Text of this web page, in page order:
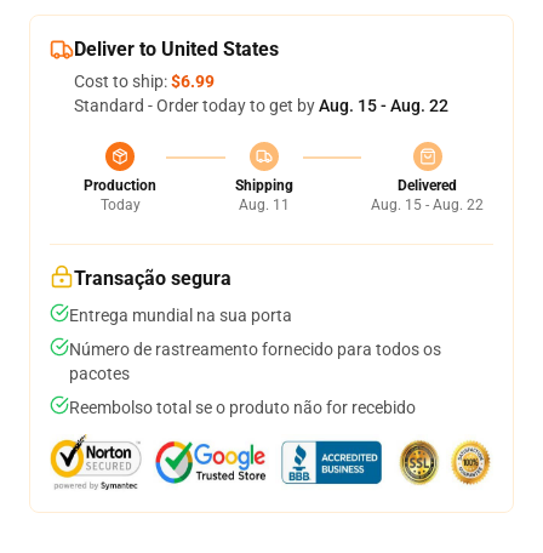
Deliver to United States
Cost to ship:$6.99
Standard - Order today to get byAug. 15 - Aug. 22
Production
Today
Shipping
Aug. 11
Delivered
Aug. 15 - Aug. 22
Transação segura
Entrega mundial na sua porta
Número de rastreamento fornecido para todos os
pacotes
Reembolso total se o produto não for recebido